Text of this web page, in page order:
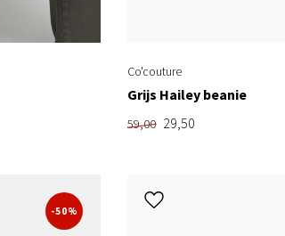
Co'couture
Grijs Hailey beanie
59,00 29,50
-50%